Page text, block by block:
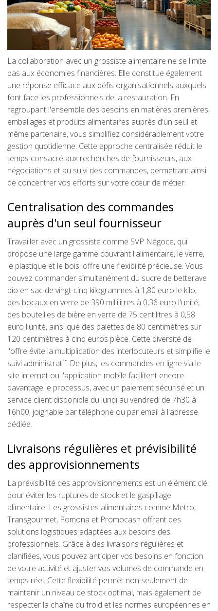
La collaboration avec un grossiste alimentaire ne se limite
pas aux économies financières. Elle constitue également
une réponse efficace aux défis organisationnels auxquels
font face les professionnels de la restauration. En
regroupant l'ensemble des besoins en matières premières,
emballages et produits alimentaires auprès d'un seul et
même partenaire, vous simplifiez considérablement votre
gestion quotidienne. Cette approche centralisée réduit le
temps consacré aux recherches de fournisseurs, aux
négociations et au suivi des commandes, permettant ainsi
de concentrer vos efforts sur votre cœur de métier.
Centralisation des commandes
auprès d'un seul fournisseur
Travailler avec un grossiste comme SVP Négoce, qui
propose une large gamme couvrant l'alimentaire, le verre,
le plastique et le bois, offre une flexibilité précieuse. Vous
pouvez commander simultanément du sucre de betterave
bio en sac de vingt-cinq kilogrammes à 1,80 euro le kilo,
des bocaux en verre de 390 millilitres à 0,36 euro l'unité,
des bouteilles de bière en verre de 75 centilitres à 0,58
euro l'unité, ainsi que des palettes de 80 centimètres sur
120 centimètres à cinq euros pièce. Cette diversité de
l'offre évite la multiplication des interlocuteurs et simplifie le
suivi administratif. De plus, les commandes en ligne via le
site internet ou l'application mobile facilitent encore
davantage le processus, avec un paiement sécurisé et un
service client disponible du lundi au vendredi de 7h30 à
16h00, joignable par téléphone ou par email à l'adresse
dédiée.
Livraisons régulières et prévisibilité
des approvisionnements
La prévisibilité des approvisionnements est un élément clé
pour éviter les ruptures de stock et le gaspillage
alimentaire. Les grossistes alimentaires comme Metro,
Transgourmet, Pomona et Promocash offrent des
solutions logistiques adaptées aux besoins des
professionnels. Grâce à des livraisons régulières et
planifiées, vous pouvez anticiper vos besoins en fonction
de votre activité et ajuster vos volumes de commande en
temps réel. Cette flexibilité permet non seulement de
maintenir un niveau de stock optimal, mais également de
respecter la chaîne du froid et les normes européennes en